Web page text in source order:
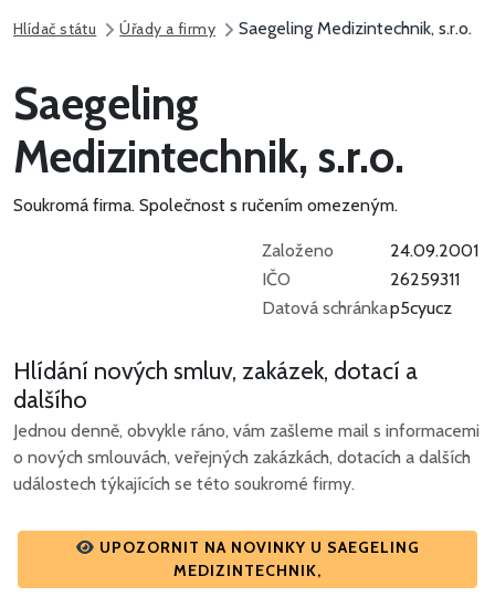
Hlídač státu Úřady a firmy Saegeling Medizintechnik, s.r.o.
Saegeling
Medizintechnik, s.r.o.
Soukromá firma. Společnost s ručením omezeným.
Založeno
24.09.2001
IČO
26259311
Datová schránkap5cyucz
Hlídání nových smluv, zakázek, dotací a
dalšího
Jednou denně, obvykle ráno, vám zašleme mail s informacemi
o nových smlouvách, veřejných zakázkách, dotacích a dalších
událostech týkajících se této soukromé firmy.
UPOZORNIT NA NOVINKY U SAEGELING
MEDIZINTECHNIK,